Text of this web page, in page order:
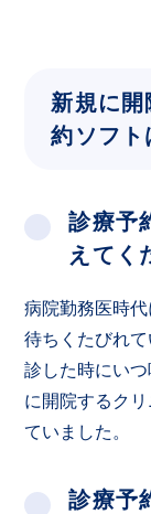
新規に開
約ソフト
診療予
えてく
病院勤務医時
待ちくたびれ
診した時にい
に開院するク
ていました。
診療予